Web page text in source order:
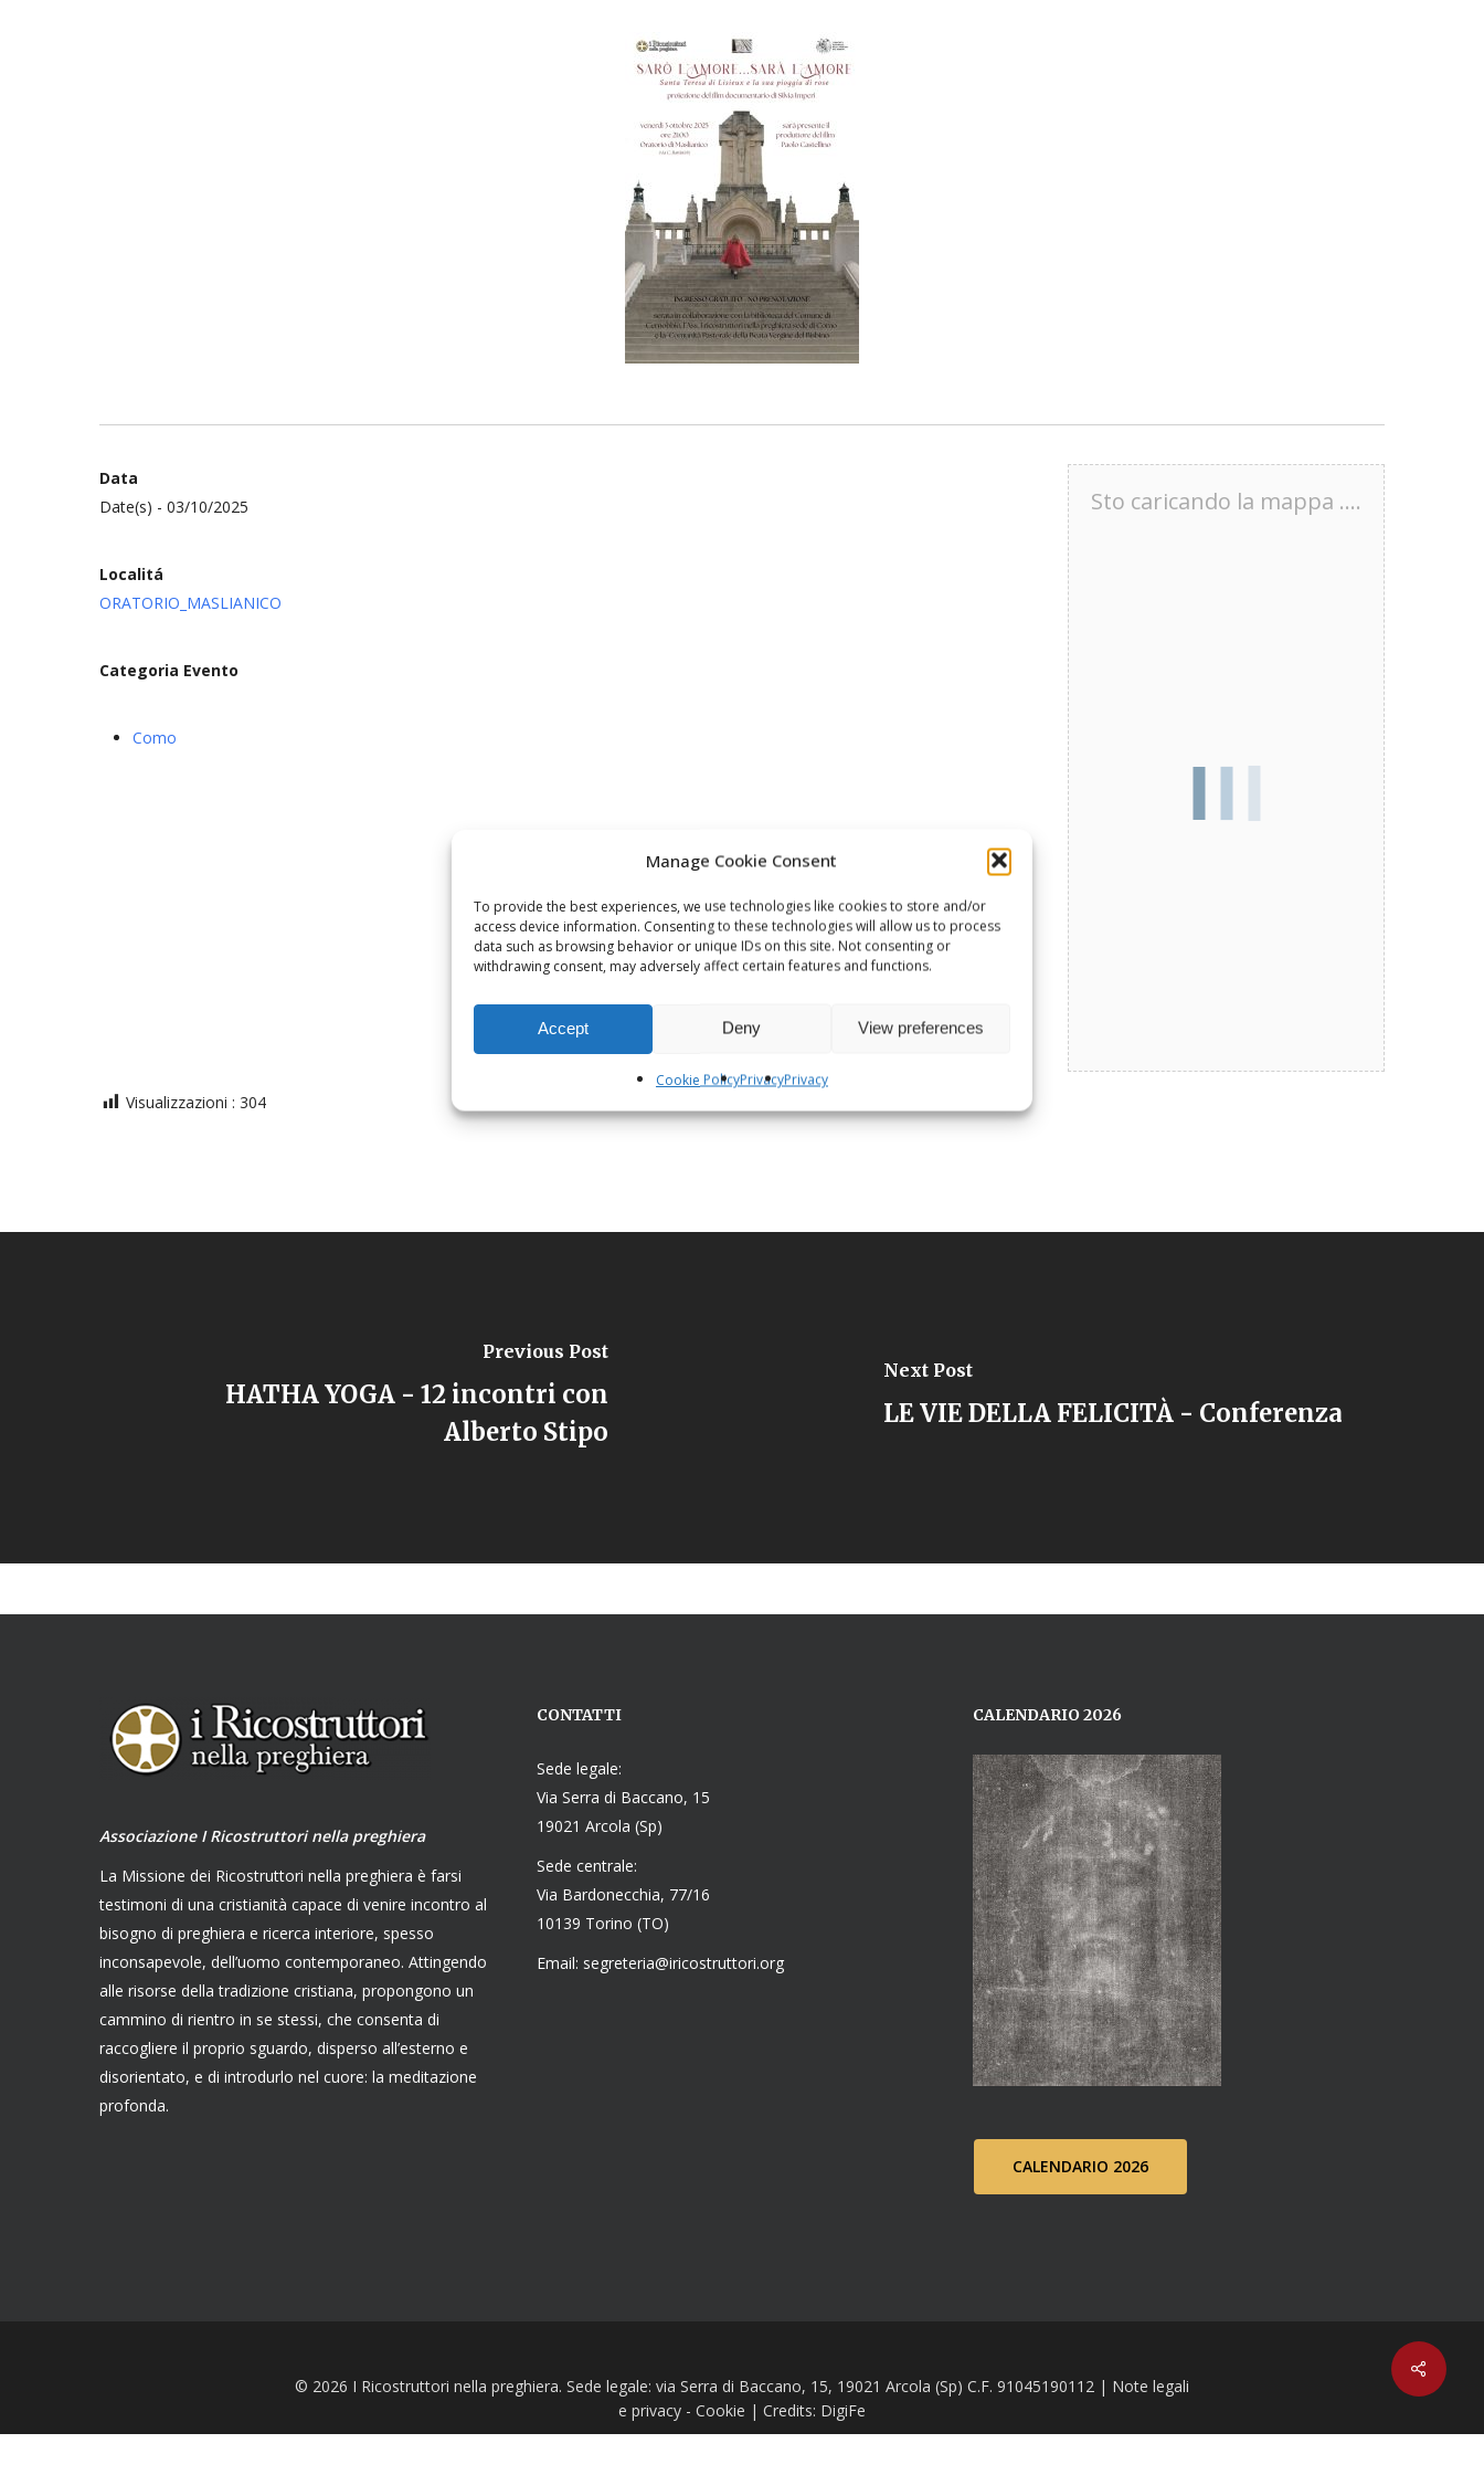
Manage Cookie Consent
To provide the best experiences, we use technologies like cookies to store and/or
access device information. Consenting to these technologies will allow us to process
data such as browsing behavior or unique IDs on this site. Not consenting or
withdrawing consent, may adversely affect certain features and functions.
Accept Deny View preferences
Cookie PolicyPrivacyPrivacy
Sto caricando la mappa ....
Data
Date(s) - 03/10/2025
Localitá
ORATORIO_MASLIANICO
Categoria Evento
Como
Visualizzazioni : 304
Previous Post
HATHA YOGA - 12 incontri con
Alberto Stipo
Next Post
LE VIE DELLA FELICITÀ - Conferenza
Associazione I Ricostruttori nella preghiera
La Missione dei Ricostruttori nella preghiera è farsi
testimoni di una cristianità capace di venire incontro al
bisogno di preghiera e ricerca interiore, spesso
inconsapevole, dell’uomo contemporaneo. Attingendo
alle risorse della tradizione cristiana, propongono un
cammino di rientro in se stessi, che consenta di
raccogliere il proprio sguardo, disperso all’esterno e
disorientato, e di introdurlo nel cuore: la meditazione
profonda.
CONTATTI
Sede legale:
Via Serra di Baccano, 15
19021 Arcola (Sp)
Sede centrale:
Via Bardonecchia, 77/16
10139 Torino (TO)
Email: segreteria@iricostruttori.org
CALENDARIO 2026
CALENDARIO 2026
© 2026 I Ricostruttori nella preghiera. Sede legale: via Serra di Baccano, 15, 19021 Arcola (Sp) C.F. 91045190112 | Note legali
e privacy- Cookie | Credits: DigiFe